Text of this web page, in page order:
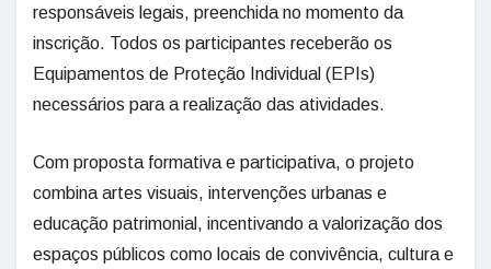
responsáveis legais, preenchida no momento da
inscrição. Todos os participantes receberão os
Equipamentos de Proteção Individual (EPIs)
necessários para a realização das atividades.
Com proposta formativa e participativa, o projeto
combina artes visuais, intervenções urbanas e
educação patrimonial, incentivando a valorização dos
espaços públicos como locais de convivência, cultura e